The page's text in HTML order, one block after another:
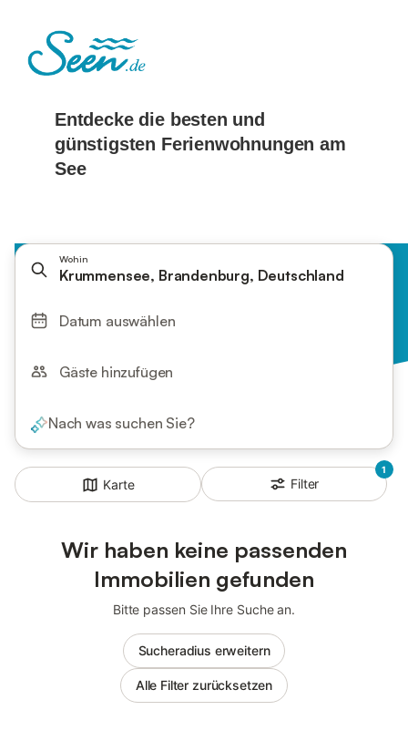
Wohin
Krummensee, Brandenburg, Deutschland
Datum auswählen
Gäste hinzufügen
Nach was suchen Sie?
Karte
1
Filter
Wir haben keine passenden
Immobilien gefunden
Bitte passen Sie Ihre Suche an.
Sucheradius erweitern
Alle Filter zurücksetzen